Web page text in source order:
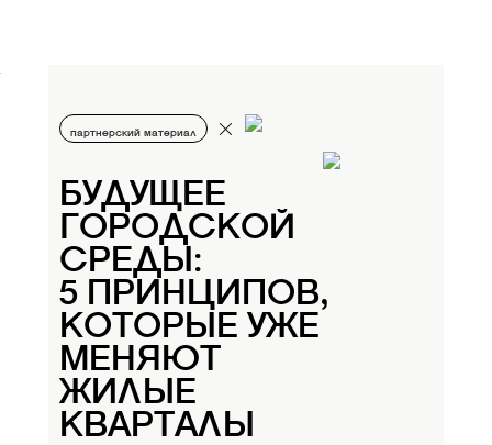
партнерский материал
БУДУЩЕЕ
ГОРОДСКОЙ
СРЕДЫ:
5 ПРИНЦИПОВ,
КОТОРЫЕ УЖЕ
МЕНЯЮТ
ЖИЛЫЕ
КВАРТАЛЫ